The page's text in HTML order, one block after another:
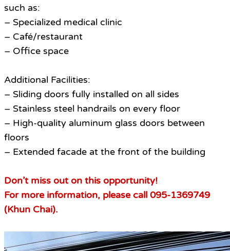
such as:
– Specialized medical clinic
– Café/restaurant
– Office space
Additional Facilities:
– Sliding doors fully installed on all sides
– Stainless steel handrails on every floor
– High-quality aluminum glass doors between
floors
– Extended facade at the front of the building
Don’t miss out on this opportunity!
For more information, please call 095-1369749
(Khun Chai).